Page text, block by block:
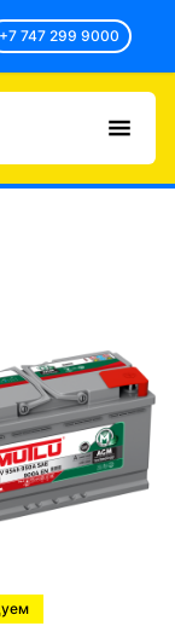
+7 747 299 9000